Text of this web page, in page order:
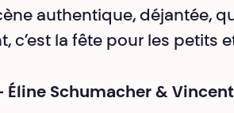
authentique, déjantée,
c’est la fête pour les petits
Éline Schumacher & Vincent